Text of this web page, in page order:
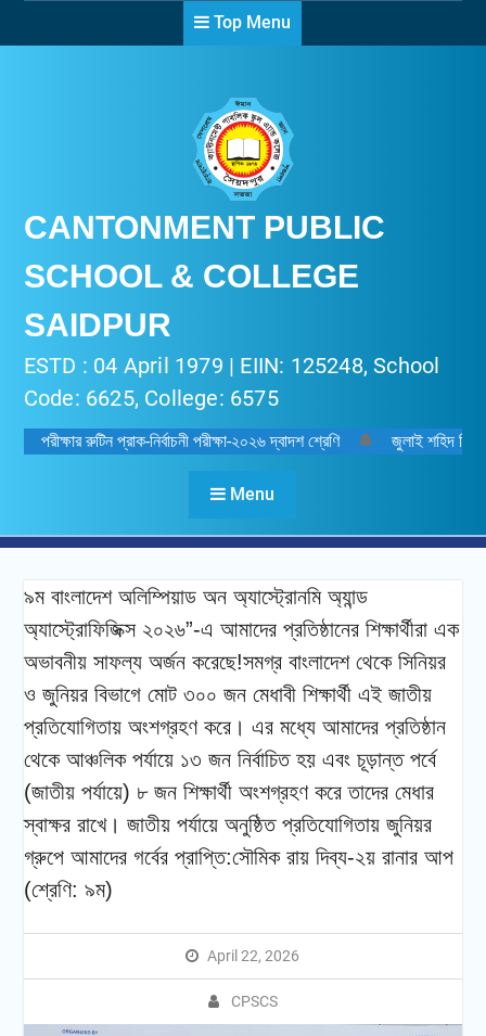
Top Menu
CANTONMENT PUBLIC
SCHOOL & COLLEGE
SAIDPUR
ESTD : 04 April 1979 | EIIN: 125248, School
Code: 6625, College: 6575
পরীক্ষার রুটিন প্রাক-নির্বাচনী পরীক্ষা-২০২৬ দ্বাদশ শ্রেণি 🔔 জুলাই শহিদ
Menu
৯ম বাংলাদেশ অলিম্পিয়াড অন অ্যাস্ট্রোনমি অ্যান্ড
অ্যাস্ট্রোফিজিক্স ২০২৬”-এ আমাদের প্রতিষ্ঠানের শিক্ষার্থীরা এক
অভাবনীয় সাফল্য অর্জন করেছে!সমগ্র বাংলাদেশ থেকে সিনিয়র
ও জুনিয়র বিভাগে মোট ৩০০ জন মেধাবী শিক্ষার্থী এই জাতীয়
প্রতিযোগিতায় অংশগ্রহণ করে। এর মধ্যে আমাদের প্রতিষ্ঠান
থেকে আঞ্চলিক পর্যায়ে ১৩ জন নির্বাচিত হয় এবং চূড়ান্ত পর্বে
(জাতীয় পর্যায়ে) ৮ জন শিক্ষার্থী অংশগ্রহণ করে তাদের মেধার
স্বাক্ষর রাখে। জাতীয় পর্যায়ে অনুষ্ঠিত প্রতিযোগিতায় জুনিয়র
গ্রুপে আমাদের গর্বের প্রাপ্তি:সৌমিক রায় দিব্য-২য় রানার আপ
(শ্রেণি: ৯ম)
April 22, 2026
CPSCS